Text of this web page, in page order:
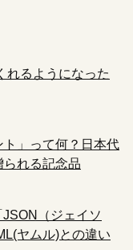
れるようになった
」って何？日本代
れる記念品
（ジェイソ
ヤムル)との違い